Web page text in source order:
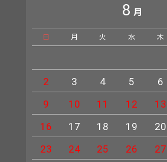
8 月
日 月 火 水 木
2
3 4 5 6
9
10 11 12 13
16
17 18 19 20
23
24 25 26 27